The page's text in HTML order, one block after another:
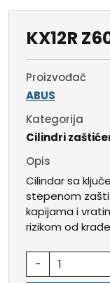
KX12R
Proizvođač
ABUS
Kategorija
Cilindri
Opis
Cilindar sa
stepenom
kapijama i
rizikom od
-